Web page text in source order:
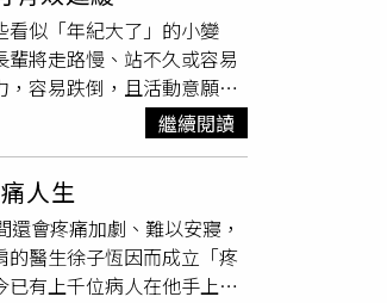
三分之二的下背痛發作皆
如將重點放在日常的脊椎
月還牽線輔大與筑波簽訂
。（圖／翻攝輔大官網）
醫院擔任副院長，而他在
年3月，在藍易振及時
大醫院及生物技術開發中心
戴式機器人讓神經康復與
前副院長劉宏輝在任時組
墊的差旅費。（圖／讀者
復健組長與復健師等7人赴
校政權力核心卻爆發「茶
似「年紀大了」的小變
將走路慢、站不久或容易
容易跌倒，且活動意願降
佑昀治療師說明，肌少症
，對生活的影響其實很明
降。如果本身有糖尿病或
易出現疲倦或虛弱。因
。透過問卷和小腿圍量測
從椅子站起是否費力、走
可判斷肌力與行動能力是
繼續閱讀
人生
會疼痛加劇、難以安寢，
醫生徐子恆因而成立「疼
有上千位病人在他手上